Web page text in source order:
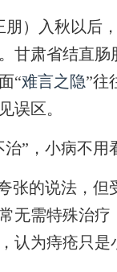
）入秋以后
甘肃省结直
“难言之隐”往
误区。
”，小病不用
的说法，但
无需特殊治
认为痔疮只